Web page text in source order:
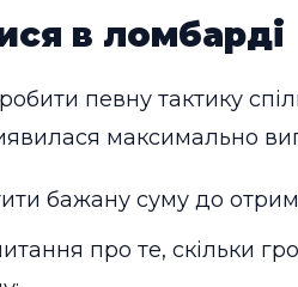
в ломбарді
певну тактику
максимально
бажану суму до
про те, скільки